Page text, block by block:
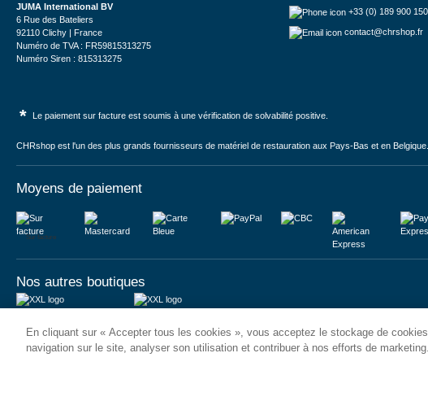
JUMA International BV
6 Rue des Bateliers
92110 Clichy | France
Numéro de TVA : FR59815313275
Numéro Siren : 815313275
+33 (0) 189 900 150
contact@chrshop.fr
* Le paiement sur facture est soumis à une vérification de solvabilité positive.
CHRshop est l'un des plus grands fournisseurs de matériel de restauration aux Pays-Bas et en
Moyens de paiement
Sur facture
Nos autres boutiques
Königsborner Straße 26a
39175 Biederitz | Deutschland
Vrijheidweg 34
1521RR Wormerveer | Nederland
En cliquant sur « Accepter tous les cookies », vous acceptez le stockage de
navigation sur le site, analyser son utilisation et contribuer à nos efforts de marketing.